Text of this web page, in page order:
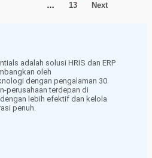
…
13 Next
adalah solusi HRIS dan ERP
oleh
dengan pengalaman 30
perusahaan terdepan di
lebih efektif dan kelola
penuh.